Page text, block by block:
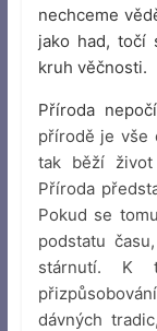
nechceme
jako had, točí
kruh věčnosti.
Příroda
přírodě je vše
tak běží
Příroda
Pokud se
podstatu
stárnutí. K
dávných